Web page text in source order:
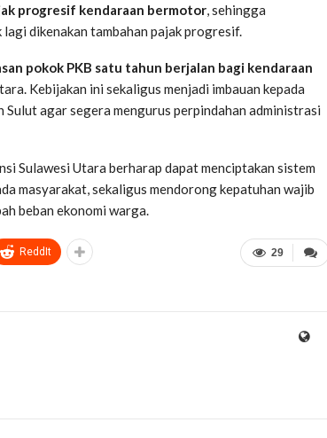
progresif kendaraan bermotor, sehingga
dikenakan tambahan pajak progresif.
pokok PKB satu tahun berjalan bagi kendaraan
Kebijakan ini sekaligus menjadi imbauan kepada
agar segera mengurus perpindahan administrasi
Sulawesi Utara berharap dapat menciptakan sistem
masyarakat, sekaligus mendorong kepatuhan wajib
beban ekonomi warga.
29
ReddIt